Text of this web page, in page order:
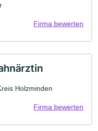
Firma bewerten
Holzminden
Firma bewerten